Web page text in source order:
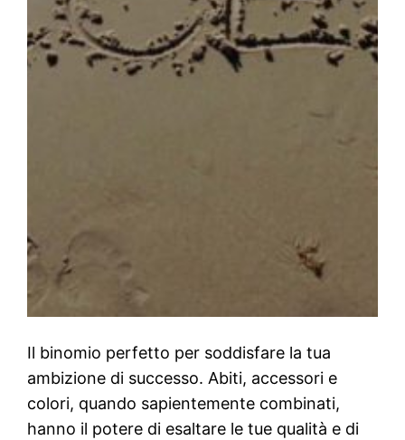
Il binomio perfetto per soddisfare la tua
ambizione di successo. Abiti, accessori e
colori, quando sapientemente combinati,
hanno il potere di esaltare le tue qualità e di